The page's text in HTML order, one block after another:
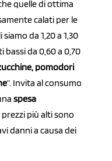
quelle di ottima
calati per le
da 1,20 a 1,30
da 0,60 a 0,70
pomodori
”. Invita al consumo
spesa
più alti sono
danni a causa dei